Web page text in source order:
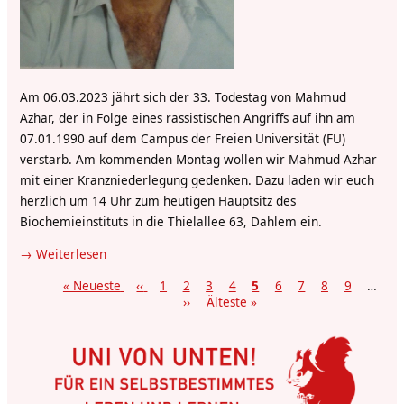
Am 06.03.2023 jährt sich der 33. Todestag von Mahmud
Azhar, der in Folge eines rassistischen Angriffs auf ihn am
07.01.1990 auf dem Campus der Freien Universität (FU)
verstarb. Am kommenden Montag wollen wir Mahmud Azhar
mit einer Kranzniederlegung gedenken. Dazu laden wir euch
herzlich um 14 Uhr zum heutigen Hauptsitz des
Biochemieinstituts in die Thielallee 63, Dahlem ein.
Weiterlesenüber
zum
Mahmud
Azhar
|
Erste
« Neueste
Vorherige
‹‹ Page
1 Page
2 Page
3 Page
4
Aktuelle
Seite
5 Page
6 Page
7 Page
8 Page
9
…
Nächste
››
Letzte
Älteste »